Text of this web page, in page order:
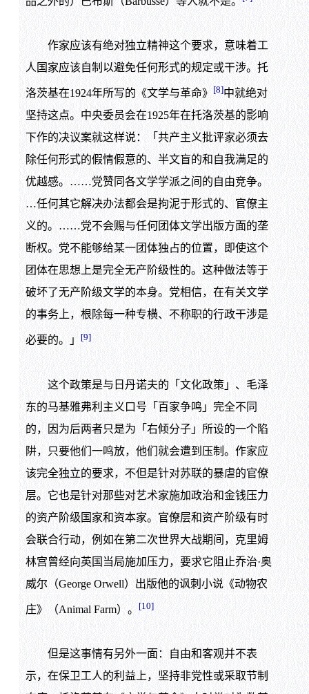
作家应该有绝对独立精神这个要求，意味着工
人国家应该自制以避免任何形式的规定或干涉。托
洛茨基在1924年所写的《文学与革命》 [8]中就绝对
坚持这点。中央委员会在1925年在托洛茨基的影响
下作的决议案就这样说：「共产主义批评家必须去
除任何形式的假情假意的、半文盲的和自我满足的
优越感。……党赞同各文学学派之间的自由竞争。
…任何其它解决办法都会是拘泥于形式的、官僚主
义的。……党不会赐与任何团体文学出版方面的垄
断权。党不能够给某一团体独占的位置，即使这个
团体在思想上是完全无产阶级性的。这种做法等于
破坏了无产阶级文学的本身。党相信，在有关文学
的事务上，根除每一种专横、不称职的行政干涉是
必要的。」 [9]
这个政策是与日丹诺夫的「文化政策」、毛泽
东的马基雅弗利主义口号「百家争鸣」完全不同
的，因为后两者只是为「右倾分子」所设的一个陷
阱，只要他们一鸣放，他们就会遭到压制。作家应
该完全独立的要求，不但是针对苏联的暴虐的官僚
层。它也是针对那些对艺术家施加政治和金钱压力
的资产阶级国家和资本家。官僚层和资产阶级有时
会联合行动，例如在第二次世界大战期间，克里姆
林宫曾经向英国当局施加压力，要求它阻止乔治·奥
威尔（George Orwell）出版他的讽刺小说《动物农
庄》（Animal Farm）。 [10]
但是这事情有另外一面：自由和客观并不表
示，在保卫工人的利益上，坚持非党性或采取节制